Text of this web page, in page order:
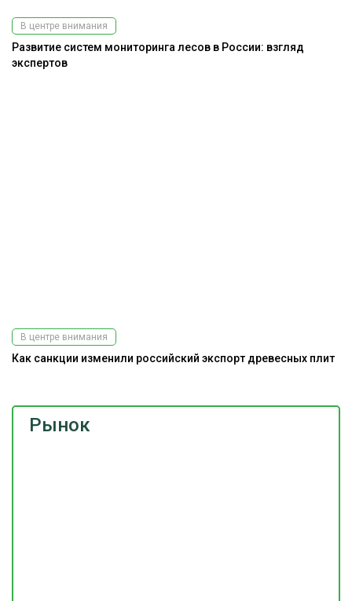
Рынок
В центре внимания
Развитие систем мониторинга лесов в России: взгляд
экспертов
В центре внимания
Как санкции изменили российский экспорт древесных плит